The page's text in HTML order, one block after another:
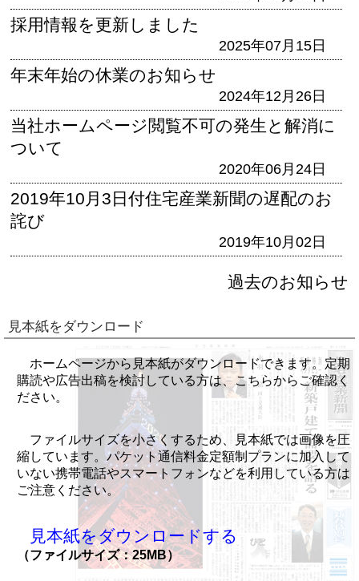
採用情報を更新しました
2025年07月15日
年末年始の休業のお知らせ
2024年12月26日
当社ホームページ閲覧不可の発生と解消に
ついて
2020年06月24日
2019年10月3日付住宅産業新聞の遅配のお
詫び
2019年10月02日
過去のお知らせ
見本紙をダウンロード
ホームページから見本紙がダウンロードできます。定期
購読や広告出稿を検討している方は、こちらからご確認く
ださい。
ファイルサイズを小さくするため、見本紙では画像を圧
縮しています。パケット通信料金定額制プランに加入して
いない携帯電話やスマートフォンなどを利用している方は
ご注意ください。
見本紙をダウンロードする
（ファイルサイズ：25MB）